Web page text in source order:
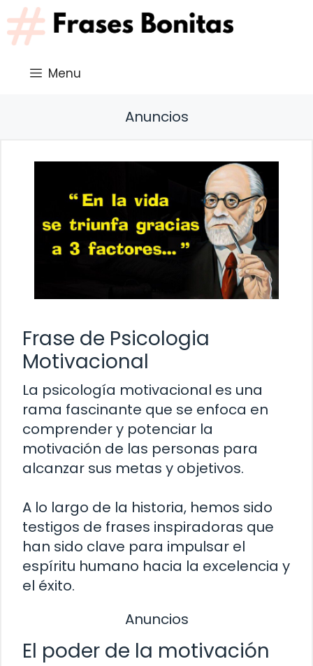
Saltar
al
contenido
Menu
Anuncios
Frase de Psicologia
Motivacional
La psicología motivacional es una
rama fascinante que se enfoca en
comprender y potenciar la
motivación de las personas para
alcanzar sus metas y objetivos.
A lo largo de la historia, hemos sido
testigos de frases inspiradoras que
han sido clave para impulsar el
espíritu humano hacia la excelencia y
el éxito.
Anuncios
El poder de la motivación